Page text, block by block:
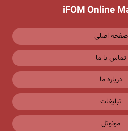
iFOM Online
صفحه اصلی
تماس با ما
درباره ما
تبلیغات
مونوتل